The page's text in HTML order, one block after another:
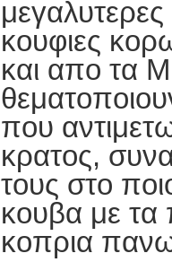
μεγαλυτερες
κουφιες
και απο τα
που
κρατος,
τους στο
κουβα με
κοπρια